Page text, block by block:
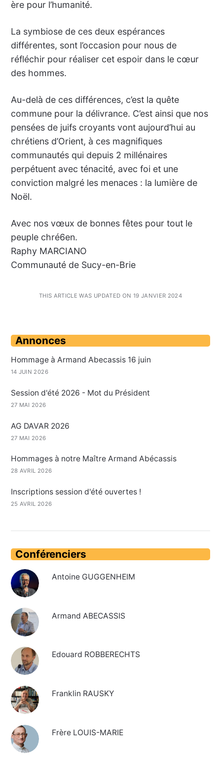
ère pour l’humanité.
La symbiose de ces deux espérances
différentes, sont l’occasion pour nous de
réfléchir pour réaliser cet espoir dans le cœur
des hommes.
Au-delà de ces différences, c’est la quête
commune pour la délivrance. C’est ainsi que nos
pensées de juifs croyants vont aujourd’hui au
chrétiens d’Orient, à ces magnifiques
communautés qui depuis 2 millénaires
perpétuent avec ténacité, avec foi et une
conviction malgré les menaces : la lumière de
Noël.
Avec nos vœux de bonnes fêtes pour tout le
peuple chré6en.
Raphy MARCIANO
Communauté de Sucy-en-Brie
THIS ARTICLE WAS UPDATED ON 19 JANVIER 2024
Annonces
Hommage à Armand Abecassis 16 juin
14 JUIN 2026
Session d'été 2026 - Mot du Président
27 MAI 2026
AG DAVAR 2026
27 MAI 2026
Hommages à notre Maître Armand Abécassis
28 AVRIL 2026
Inscriptions session d'été ouvertes !
25 AVRIL 2026
Conférenciers
Antoine GUGGENHEIM
Armand ABECASSIS
Edouard ROBBERECHTS
Franklin RAUSKY
Frère LOUIS-MARIE